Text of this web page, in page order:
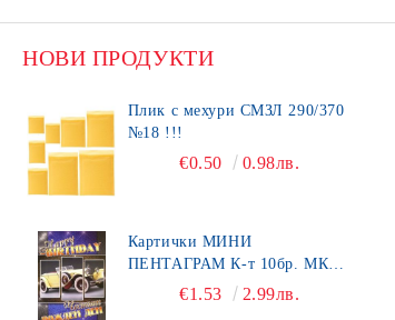
НОВИ ПРОДУКТИ
Плик с мехури СМЗЛ 290/370
№18 !!!
€0.50 0.98лв.
Картички МИНИ
ПЕНТАГРАМ К-т 10бр. МК
€1.53 2.99лв.